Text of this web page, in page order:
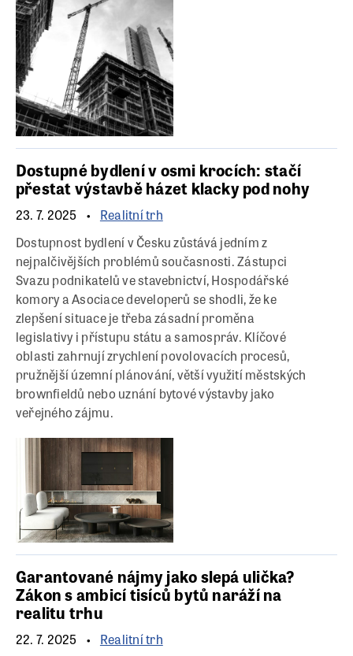
Dostupné bydlení v osmi krocích: stačí
přestat výstavbě házet klacky pod nohy
23. 7. 2025
Realitní trh
Dostupnost bydlení v Česku zůstává jedním z
nejpalčivějších problémů současnosti. Zástupci
Svazu podnikatelů ve stavebnictví, Hospodářské
komory a Asociace developerů se shodli, že ke
zlepšení situace je třeba zásadní proměna
legislativy i přístupu státu a samospráv. Klíčové
oblasti zahrnují zrychlení povolovacích procesů,
pružnější územní plánování, větší využití městských
brownfieldů nebo uznání bytové výstavby jako
veřejného zájmu.
Garantované nájmy jako slepá ulička?
Zákon s ambicí tisíců bytů naráží na
realitu trhu
22. 7. 2025
Realitní trh